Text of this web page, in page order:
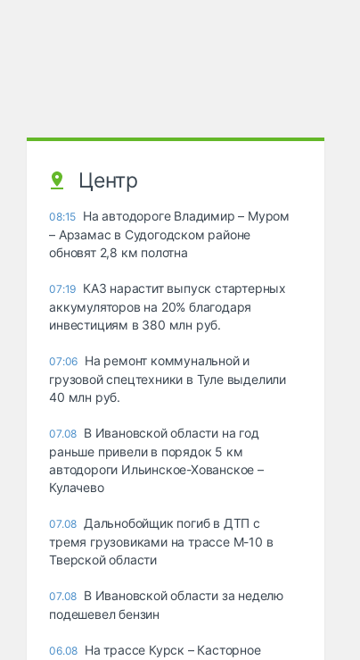
Центр
08:15 На автодороге Владимир – Муром
– Арзамас в Судогодском районе
обновят 2,8 км полотна
07:19 КАЗ нарастит выпуск стартерных
аккумуляторов на 20% благодаря
инвестициям в 380 млн руб.
07:06 На ремонт коммунальной и
грузовой спецтехники в Туле выделили
40 млн руб.
07.08 В Ивановской области на год
раньше привели в порядок 5 км
автодороги Ильинское-Хованское –
Кулачево
07.08 Дальнобойщик погиб в ДТП с
тремя грузовиками на трассе М-10 в
Тверской области
07.08 В Ивановской области за неделю
подешевел бензин
06.08 На трассе Курск – Касторное